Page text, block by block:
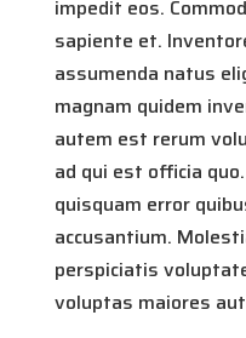
impedit eos.
sapiente et.
assumenda natus
magnam quidem
autem est rerum
ad qui est officia
quisquam error
accusantium.
perspiciatis
voluptas maiores